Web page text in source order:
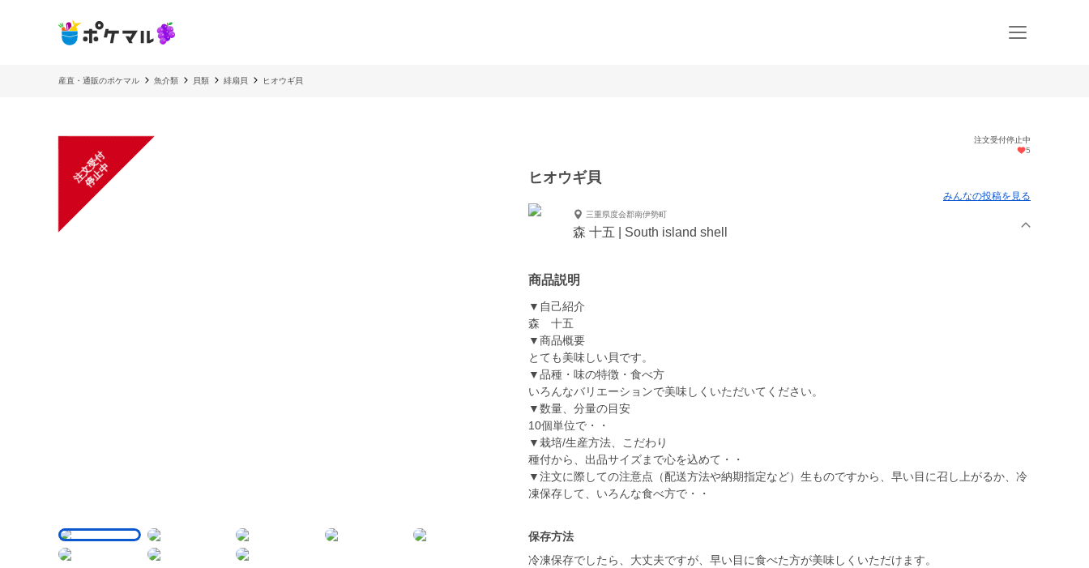
産直・通販のポケマル 魚介類 貝類 緋扇貝 ヒオウギ貝
注
文
受
付
停
止
中
注文受付停止中
5
ヒオウギ貝
みんなの投稿を見る
三重県度会郡南伊勢町
森 十五 | South island shell
商品説明
▼自己紹介
森 十五
▼商品概要
とても美味しい貝です。
▼品種・味の特徴・食べ方
いろんなバリエーションで美味しくいただいてください。
▼数量、分量の目安
10個単位で・・
▼栽培/生産方法、こだわり
種付から、出品サイズまで心を込めて・・
▼注文に際しての注意点（配送方法や納期指定など）生ものですから、早い目に召し上がるか、冷
凍保存して、いろんな食べ方で・・
保存方法
冷凍保存でしたら、大丈夫ですが、早い目に食べた方が美味しくいただけます。